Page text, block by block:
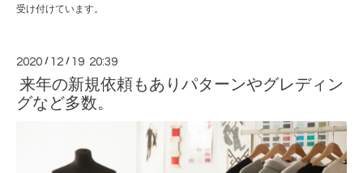
受け付けています。
2020 / 12 / 19 20:39
来年の新規依頼もありパターンやグレディン
グなど多数。